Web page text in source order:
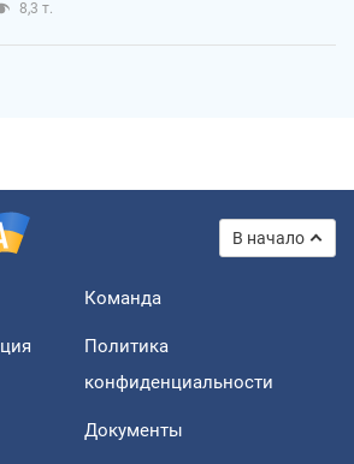
8,3 т.
В начало
Команда
Политика
конфиденциальности
Документы